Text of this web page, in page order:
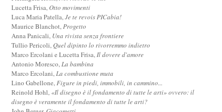
Lucetta Frisa,Otto movimenti
Luca Maria Patella,Je te revois PICabia!
Maurice Blanchot,Progetto
Anna Panicali, Una rivista senza frontiere
Tullio Pericoli,Quel dipinto lo rivorremmo indietro
Marco Ercolani e Lucetta Frisa,Il dovere d'amore
Antonio Moresco,La bambina
Marco Ercolani,La combustione muta
Lino Gabellone,Figure in piedi, immobili, in cammino...
Reinold Hohl, «Il disegno è il fondamento di tutte le arti» ovvero: il
disegno è veramente il fondamento di tutte le arti?